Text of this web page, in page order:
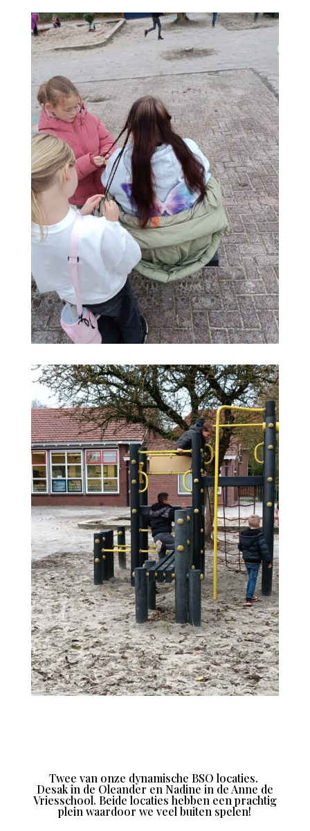
Twee van onze dynamische BSO locaties.
Desak in de Oleander en Nadine in de Anne de
Vriesschool. Beide locaties hebben een prachtig
plein waardoor we veel buiten spelen!